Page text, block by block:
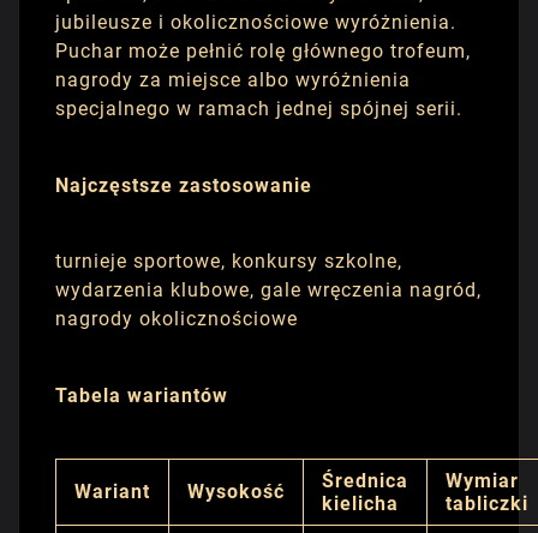
jubileusze i okolicznościowe wyróżnienia.
Puchar może pełnić rolę głównego trofeum,
nagrody za miejsce albo wyróżnienia
specjalnego w ramach jednej spójnej serii.
Najczęstsze zastosowanie
turnieje sportowe, konkursy szkolne,
wydarzenia klubowe, gale wręczenia nagród,
nagrody okolicznościowe
Tabela wariantów
Wariant Wysokość
Średnica
kielicha
Wymiar
tabliczki